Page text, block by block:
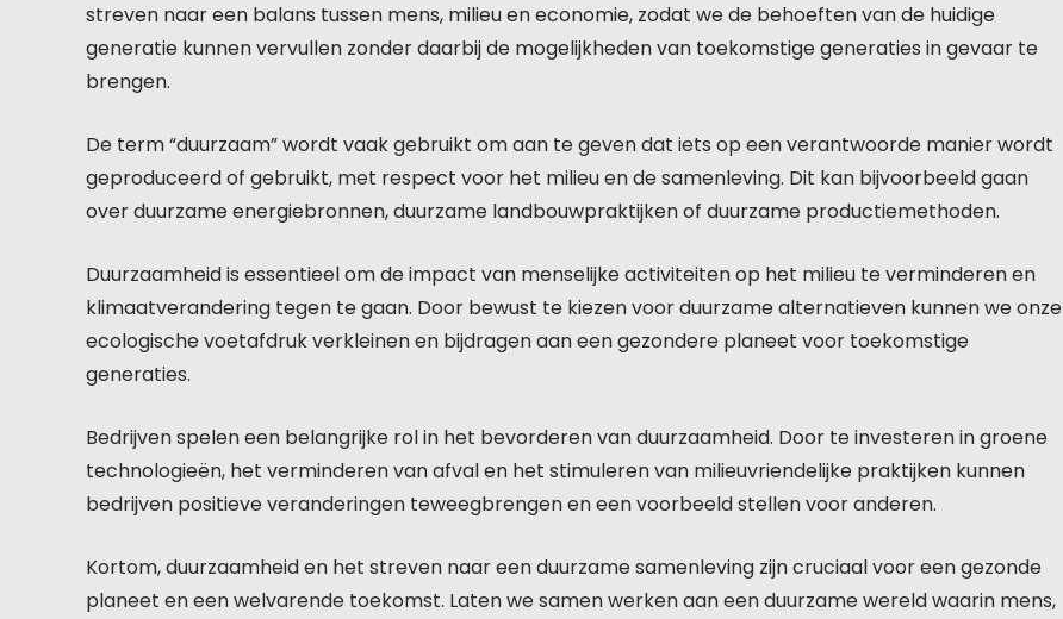
streven naar een balans tussen mens, milieu en economie, zodat we de behoeften van de huidige
generatie kunnen vervullen zonder daarbij de mogelijkheden van toekomstige generaties in gevaar te
brengen.
De term “duurzaam” wordt vaak gebruikt om aan te geven dat iets op een verantwoorde manier wordt
geproduceerd of gebruikt, met respect voor het milieu en de samenleving. Dit kan bijvoorbeeld gaan
over duurzame energiebronnen, duurzame landbouwpraktijken of duurzame productiemethoden.
Duurzaamheid is essentieel om de impact van menselijke activiteiten op het milieu te verminderen en
klimaatverandering tegen te gaan. Door bewust te kiezen voor duurzame alternatieven kunnen we onze
ecologische voetafdruk verkleinen en bijdragen aan een gezondere planeet voor toekomstige
generaties.
Bedrijven spelen een belangrijke rol in het bevorderen van duurzaamheid. Door te investeren in groene
technologieën, het verminderen van afval en het stimuleren van milieuvriendelijke praktijken kunnen
bedrijven positieve veranderingen teweegbrengen en een voorbeeld stellen voor anderen.
Kortom, duurzaamheid en het streven naar een duurzame samenleving zijn cruciaal voor een gezonde
planeet en een welvarende toekomst. Laten we samen werken aan een duurzame wereld waarin mens,